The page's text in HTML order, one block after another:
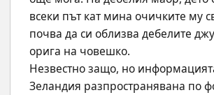
всеки път кат мина очичките му
почва да си облизва дебелите
орига на човешко.
Незвестно защо, но
Зеландия разпространявана по